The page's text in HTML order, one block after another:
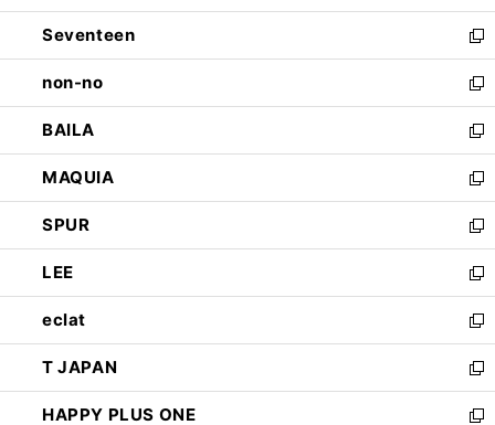
開
く
ウ
で
開
く
ン
ド
ウ
で
開
く
Seventeen
新
し
い
ウ
ィ
ン
ド
ウ
で
開
く
non-no
新
し
い
ウ
ィ
ン
ド
ウ
で
開
く
BAILA
新
し
い
ウ
ィ
ン
ド
ウ
で
開
く
MAQUIA
新
し
い
ウ
ィ
ン
ド
ウ
で
開
く
SPUR
新
し
い
ウ
ィ
ン
ド
ウ
で
LEE
新
し
い
ウ
ィ
ン
ド
eclat
新
し
い
ウ
ィ
T JAPAN
新
し
い
HAPPY PLUS ONE
新